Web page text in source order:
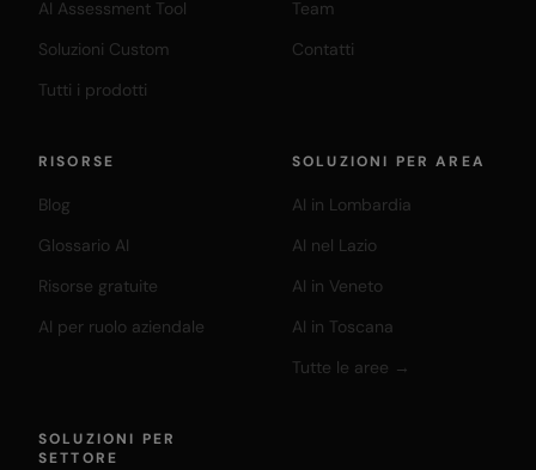
AI Assessment Tool
Soluzioni Custom
Tutti i prodotti
Team
Contatti
RISORSE
Blog
Glossario AI
Risorse gratuite
AI per ruolo aziendale
SOLUZIONI PER AREA
AI in Lombardia
AI nel Lazio
AI in Veneto
AI in Toscana
Tutte le aree →
SOLUZIONI PER
SETTORE